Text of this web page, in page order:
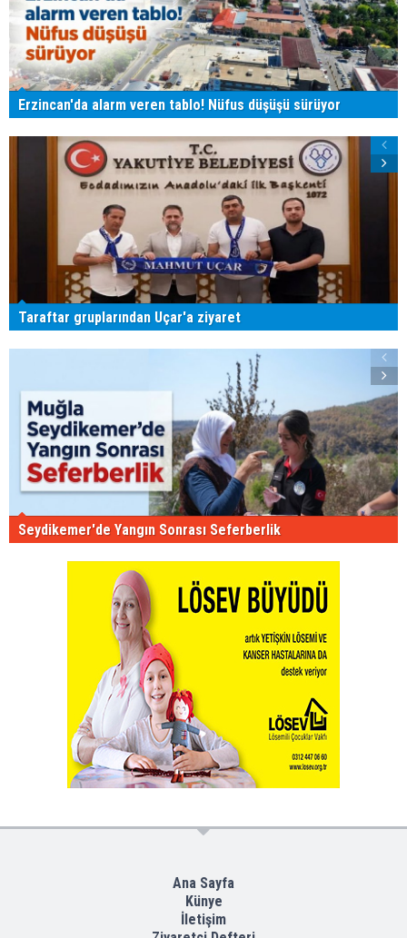
Erzincan'da alarm veren tablo! Nüfus düşüşü sürüyor
Taraftar gruplarından Uçar'a ziyaret
Seydikemer'de Yangın Sonrası Seferberlik
Ana Sayfa
Künye
İletişim